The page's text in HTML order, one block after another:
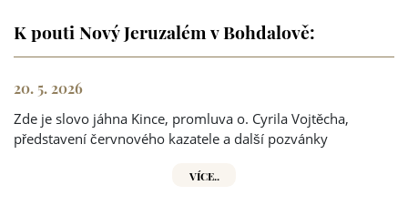
K pouti Nový Jeruzalém v Bohdalově:
20. 5. 2026
Zde je slovo jáhna Kince, promluva o. Cyrila Vojtěcha,
představení červnového kazatele a další pozvánky
VÍCE..